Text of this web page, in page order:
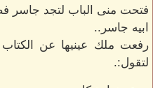
فتحت منى الباب لتجد جاسر
ابيه جاسر..
رفعت ملك عينيها عن
لتقول:.